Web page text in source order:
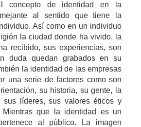
concepto de identidad en la
al sentido que tiene la
Así como en un individuo
ón la ciudad donde ha vivido, la
recibido, sus experiencias, son
duda quedan grabados en su
én la identidad de las empresas
una serie de factores como son
ón, su historia, su gente, la
l íderes, sus valoreséticos y
Mientras que la identidad es un
al público. La imagen